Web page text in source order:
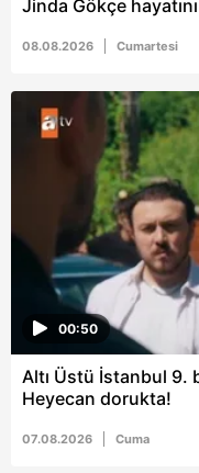
Jinda Gökçe
08.08.2026 Cumartesi
00:50
Altı Üstü İstanbul 9.
Heyecan dorukta!
07.08.2026 Cuma